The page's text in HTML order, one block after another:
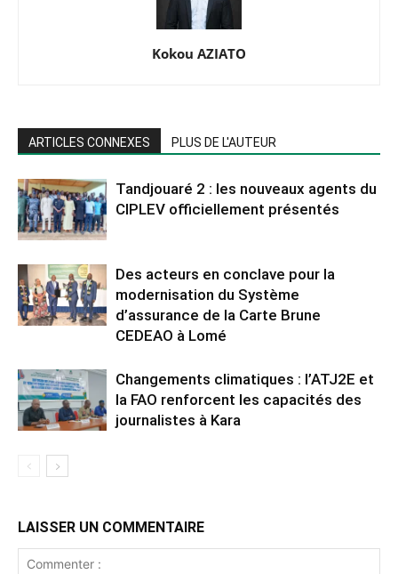
Kokou AZIATO
ARTICLES CONNEXES PLUS DE L'AUTEUR
Tandjouaré 2 : les nouveaux agents du
CIPLEV officiellement présentés
Des acteurs en conclave pour la
modernisation du Système
d’assurance de la Carte Brune
CEDEAO à Lomé
Changements climatiques : l’ATJ2E et
la FAO renforcent les capacités des
journalistes à Kara
LAISSER UN COMMENTAIRE